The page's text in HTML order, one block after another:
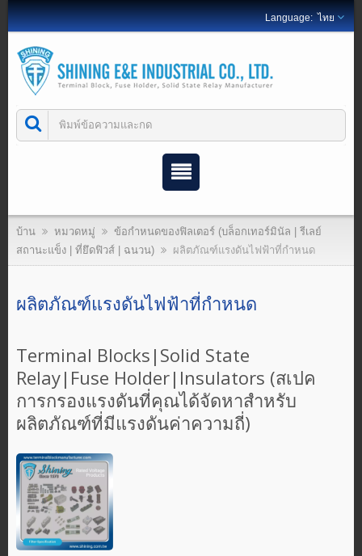
ไทย
บ้าน หมวดหมู่
ข้อกำหนดของฟิลเตอร์ (บล็อกเทอร์มินัล | รีเลย์
สถานะแข็ง | ที่ยึดฟิวส์ | ฉนวน)
ผลิตภัณฑ์แรงดันไฟฟ้าที่กำหนด
ผลิตภัณฑ์แรงดันไฟฟ้าที่กำหนด
Terminal Blocks|Solid State
Relay|Fuse Holder|Insulators (สเปค
การกรองแรงดันที่คุณได้จัดหาสำหรับ
ผลิตภัณฑ์ที่มีแรงดันค่าความถี่)